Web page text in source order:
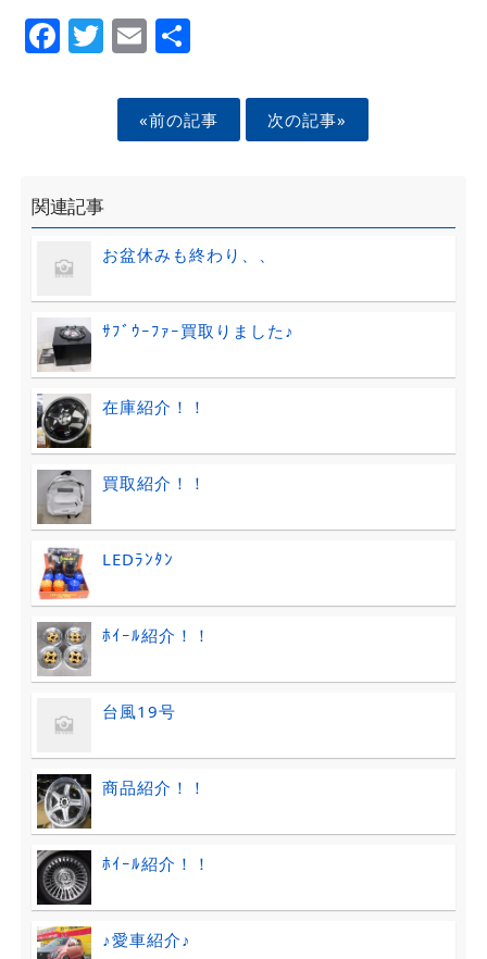
Facebook
Twitter
EmailShare
«前の記事 次の記事»
関連記事
お盆休みも終わり、、
ｻﾌﾞｳｰﾌｧｰ買取りました♪
在庫紹介！！
買取紹介！！
LEDﾗﾝﾀﾝ
ﾎｲｰﾙ紹介！！
台風19号
商品紹介！！
ﾎｲｰﾙ紹介！！
♪愛車紹介♪